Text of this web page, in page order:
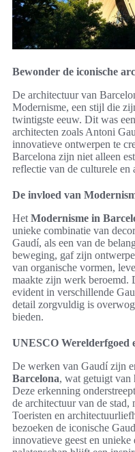
Bewonder de iconische
De architectuur van
Modernisme, een stijl die
twintigste eeuw. Dit was
architecten zoals Antoni
innovatieve ontwerpen te
Barcelona zijn niet alleen
reflectie van de culturele
De invloed van
Het Modernisme in
unieke combinatie van
Gaudí, als een van de
beweging, gaf zijn
van organische vormen,
maakte zijn werk beroemd.
evident in verschillende
detail zorgvuldig is
bieden.
UNESCO Werelderfgoed
De werken van Gaudí zijn
Barcelona, wat getuigt van
Deze erkenning
de architectuur van de
Toeristen en
bezoeken de iconische
innovatieve geest en